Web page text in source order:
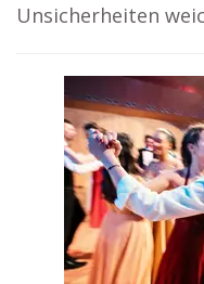
Unsicherheiten